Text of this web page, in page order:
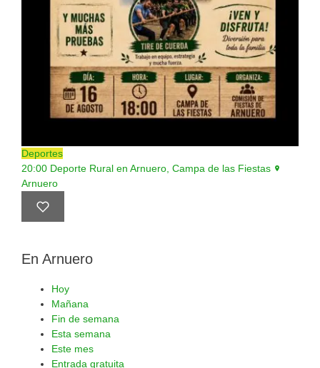
Deportes
20:00 Deporte Rural en Arnuero, Campa de las Fiestas
Arnuero
En Arnuero
Hoy
Mañana
Fin de semana
Esta semana
Este mes
Entrada gratuita